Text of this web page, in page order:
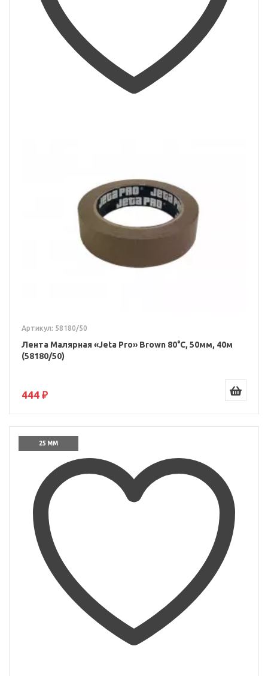
Артикул: 58180/50
Лента Малярная «Jeta Pro» Brown 80°С, 50мм, 40м
(58180/50)
444 ₽
25 ММ